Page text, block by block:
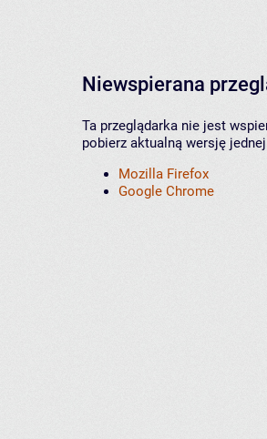
Niewspierana
Ta przeglądarka nie jest
pobierz aktualną wersję
Mozilla Firefox
Google Chrome